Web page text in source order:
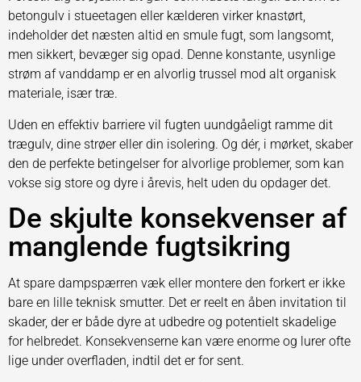
betongulv i stueetagen eller kælderen virker knastørt,
indeholder det næsten altid en smule fugt, som langsomt,
men sikkert, bevæger sig opad. Denne konstante, usynlige
strøm af vanddamp er en alvorlig trussel mod alt organisk
materiale, især træ.
Uden en effektiv barriere vil fugten uundgåeligt ramme dit
trægulv, dine strøer eller din isolering. Og dér, i mørket, skaber
den de perfekte betingelser for alvorlige problemer, som kan
vokse sig store og dyre i årevis, helt uden du opdager det.
De skjulte konsekvenser af
manglende fugtsikring
At spare dampspærren væk eller montere den forkert er ikke
bare en lille teknisk smutter. Det er reelt en åben invitation til
skader, der er både dyre at udbedre og potentielt skadelige
for helbredet. Konsekvenserne kan være enorme og lurer ofte
lige under overfladen, indtil det er for sent.